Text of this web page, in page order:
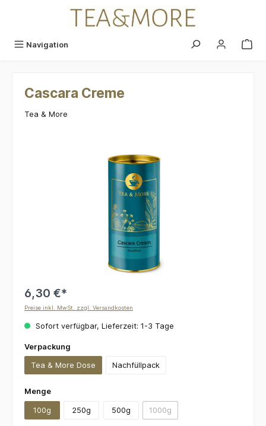
Navigation
Cascara Creme
Tea & More
6,30 €*
Preise inkl. MwSt. zzgl. Versandkosten
Sofort verfügbar, Lieferzeit: 1-3 Tage
Verpackung
Tea & More Dose Nachfüllpack
Mengeauswählen
100g 250g 500g 1000g(Diese Option ist zurzeit nicht